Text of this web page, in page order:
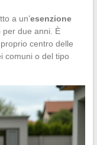
a un’esenzione
due anni. È
centro delle
comuni o del tipo